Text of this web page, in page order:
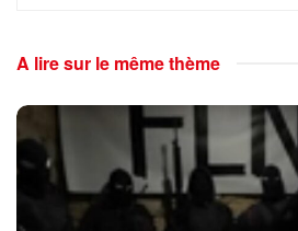
A lire sur le même thème